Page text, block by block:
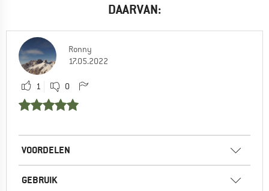
DAARVAN:
Ronny
17.05.2022
1 0
VOORDELEN
GEBRUIK